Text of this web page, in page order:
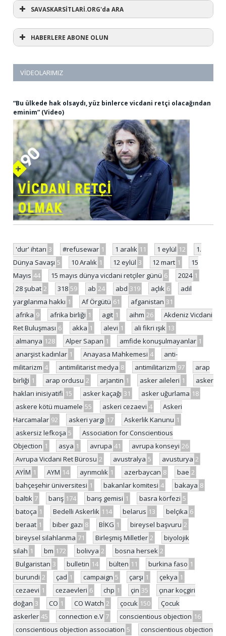
SAVASKARSİTLARİ.ORG'da ARA
HABERLERE ABONE OLUN
VIDEOLARIMIZ
“Bu ülkede hak olsaydı, yüz binlerce vicdani retçi olacağından
eminim” (Video)
'dur' ihtarı 3 #refusewar 1 1 aralık 11 1 eylül 12
1.
Dünya Savaşı 5 10 Aralık 1 12 eylül 3 12 mart 1
15
Mayıs 44 15 mayıs dünya vicdani retçiler günü 6 2024 1
28 şubat 2 318 59 ab 24 abd 319 açlık 6
adil
yargılanma hakkı 1 Af Örgütü 61 afganistan 31
afrika 9 afrika birliği 1 agit 1 aihm 26
Akdeniz Vicdani
Ret Buluşması 6 akka 1 alevi 1 ali fikri ışık 13
almanya 128 Alper Sapan 1 amfide konuşulmayanlar 1
anarşist kadınlar 1 Anayasa Mahkemesi 4
anti-
militarizm 4 antimilitarist medya 8 antimilitarizm 97
arap
birliği 1 arap ordusu 2 arjantin 1 asker aileleri 1
asker
hakları inisiyatifi 15 asker kaçağı 31 asker uğurlama 18
askere kötü muamele 55 askeri cezaevi 4
Askeri
Harcamalar 92 askeri yargı 17 Askerlik Kanunu 1
askersiz lefkoşa 5
Association for Conscientious
Objection 1 asya 1 avrupa 41 avrupa konseyi 26
Avrupa Vicdani Ret Bürosu 2 avustralya 5 avusturya 2
AYİM 1 AYM 14 ayrımcılık 1 azerbaycan 8 bae 2
bahçeşehir üniversitesi 1 bakanlar komitesi 4 bakaya 8
baltık 7 barış 174 barış gemisi 1 basra körfezi 5
batoça 1 Bedelli Askerlik 114 belarus 13 belçika 6
beraat 1 biber gazı 8 BİKG 1 bireysel başvuru 2
bireysel silahlanma 71 Birleşmiş Milletler 2
biyolojik
silah 1 bm 172 bolivya 2 bosna hersek 2
Bulgaristan 3 bulletin 14 bülten 11 burkina faso 1
burundi 2 çad 1 campaign 5 çarşı 1 çekya 1
cezaevi 1 cezaevleri 6 chp 1 çin 35
çınar koçgiri
doğan 3 CO 1 CO Watch 2 çocuk 150
Çocuk
askerler 45 connection e.V 7 conscientious objection 16
conscientious objection association 5
conscientious objection